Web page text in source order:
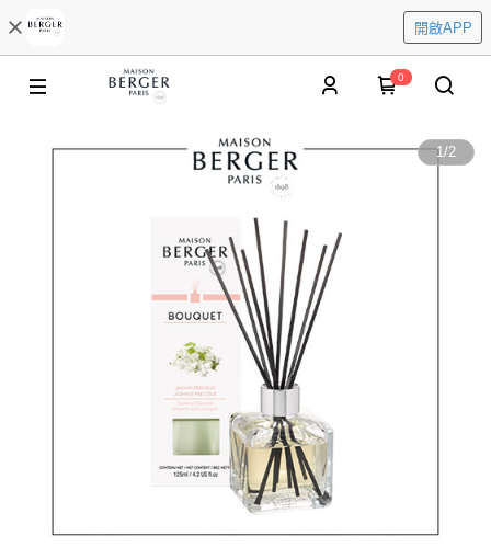
開啟APP
0
1/2